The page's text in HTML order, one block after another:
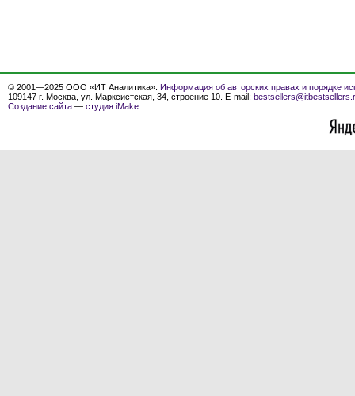
© 2001—2025 ООО «ИТ Аналитика». Информация об авторских правах и порядке
109147 г. Москва, ул. Марксистская, 34, строение 10. E-mail:
Создание сайта — студия iMake